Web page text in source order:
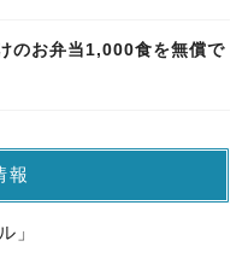
のお弁当1,000食を無償で
報
」